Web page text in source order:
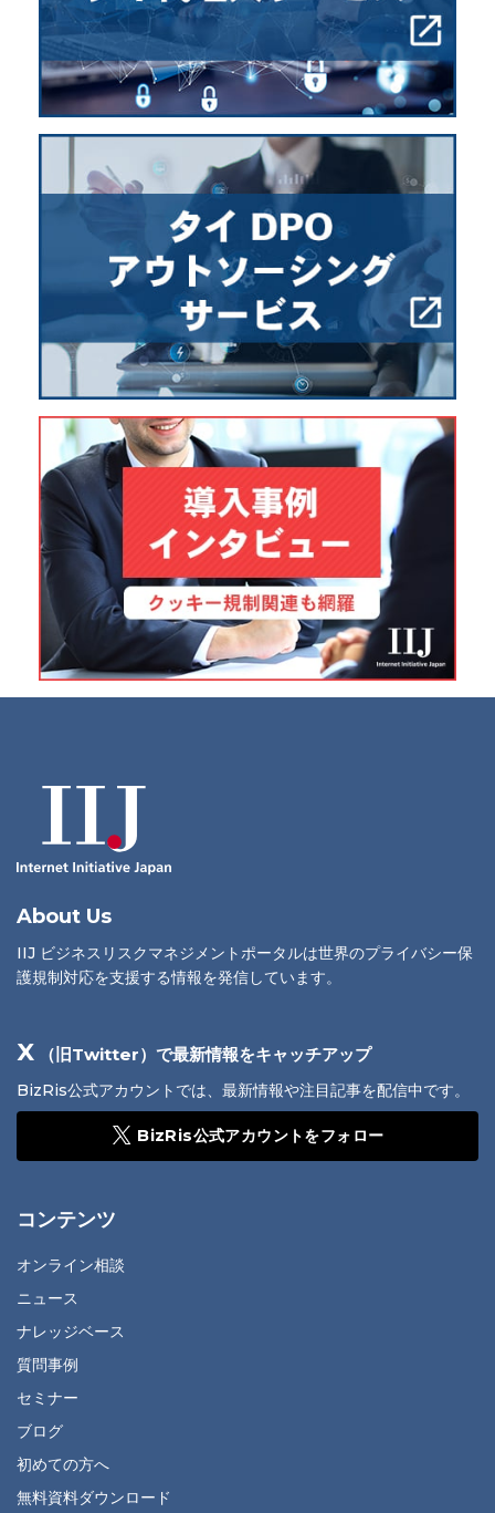
About Us
IIJ ビジネスリスクマネジメントポータルは世界のプライバシー保
護規制対応を支援する情報を発信しています。
X （旧Twitter）で最新情報をキャッチアップ
BizRis公式アカウントでは、最新情報や注目記事を配信中です。
BizRis公式アカウントをフォロー
コンテンツ
オンライン相談
ニュース
ナレッジベース
質問事例
セミナー
ブログ
初めての方へ
無料資料ダウンロード